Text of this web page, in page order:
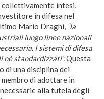
collettivamente intesi,
in difesa nel
Mario Draghi, “la
lungo linee nazionali
I sistemi di difesa
né standardizzati”.Questa
di una disciplina dei
di adottare in
alla tutela degli